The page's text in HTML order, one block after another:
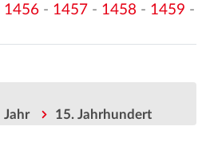
1456 - 1457 - 1458 - 1459 -
Jahr 15. Jahrhundert